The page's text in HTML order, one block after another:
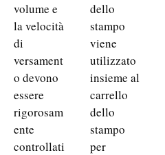
volume e
la velocità
di
versament
o devono
essere
rigorosam
ente
controllati
dello
stampo
viene
utilizzato
insieme al
carrello
dello
stampo
per